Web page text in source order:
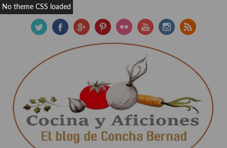
No theme CSS loaded